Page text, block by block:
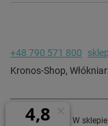
+48 790 571 800
Kronos-Shop,
W